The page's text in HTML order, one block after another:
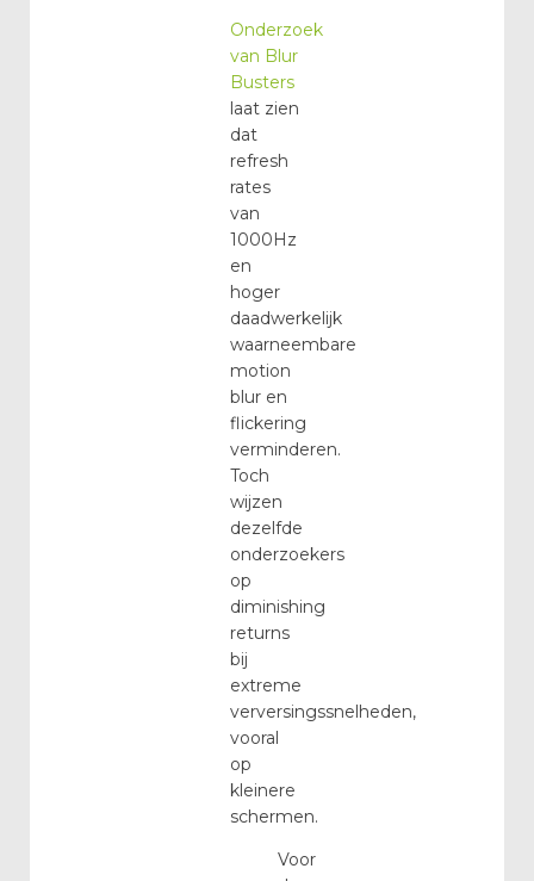
Onderzoek
van Blur
Busters
laat zien
dat
refresh
rates
van
1000Hz
en
hoger
daadwerkelijk
waarneembare
motion
blur en
flickering
verminderen.
Toch
wijzen
dezelfde
onderzoekers
op
diminishing
returns
bij
extreme
verversingssnelheden,
vooral
op
kleinere
schermen.
Voor